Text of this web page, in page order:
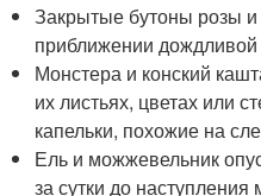
Закрытые бутоны розы
приближении
Монстера и конский
их листьях, цветах или
капельки, похожие на
Ель и можжевельник
за сутки до